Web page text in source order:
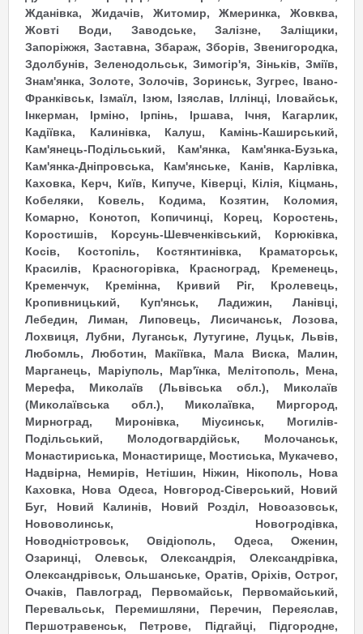
Жданівка, Жидачів, Житомир, Жмеринка, Жовква,
Жовті Води, Заводське, Залізне, Заліщики,
Запоріжжя, Заставна, Збараж, Зборів, Звенигородка,
Здолбунів, Зеленодольськ, Зимогір'я, Зіньків, Зміїв,
Знам'янка, Золоте, Золочів, Зоринськ, Зугрес, Івано-
Франківськ, Ізмаїл, Ізюм, Ізяслав, Іллінці, Іловайськ,
Інкерман, Ірміно, Ірпінь, Іршава, Ічня, Кагарлик,
Кадіївка, Калинівка, Калуш, Камінь-Каширський,
Кам'янець-Подільський, Кам'янка, Кам'янка-Бузька,
Кам'янка-Дніпровська, Кам'янське, Канів, Карлівка,
Каховка, Керч, Київ, Кипуче, Ківерці, Кілія, Кіцмань,
Кобеляки, Ковель, Кодима, Козятин, Коломия,
Комарно, Конотоп, Копичинці, Корец, Коростень,
Коростишів, Корсунь-Шевченківський, Корюківка,
Косів, Костопіль, Костянтинівка, Краматорськ,
Красилів, Красногорівка, Красноград, Кременець,
Кременчук, Кремінна, Кривий Ріг, Кролевець,
Кропивницький, Куп'янськ, Ладижин, Ланівці,
Лебедин, Лиман, Липовець, Лисичанськ, Лозова,
Лохвиця, Лубни, Луганськ, Лутугине, Луцьк, Львів,
Любомль, Люботин, Макіївка, Мала Виска, Малин,
Марганець, Маріуполь, Мар'їнка, Мелітополь, Мена,
Мерефа, Миколаїв (Львівська обл.), Миколаїв
(Миколаївська обл.), Миколаївка, Миргород,
Мирноград, Миронівка, Міусинськ, Могилів-
Подільський, Молодогвардійськ, Молочанськ,
Монастириська, Монастирище, Мостиська, Мукачево,
Надвірна, Немирів, Нетішин, Ніжин, Нікополь, Нова
Каховка, Нова Одеса, Новгород-Сіверський, Новий
Буг, Новий Калинів, Новий Розділ, Новоазовськ,
Нововолинськ, Новогродівка,
Новодністровськ,Овідіополь, Одеса, Оженин,
Озаринці, Олевськ, Олександрія, Олександрівка,
Олександрівськ, Ольшанське, Оратів, Оріхів, Острог,
Очаків, Павлоград, Первомайськ, Первомайський,
Перевальськ, Перемишляни, Перечин, Переяслав,
Першотравенськ, Петрове, Підгайці, Підгородне,